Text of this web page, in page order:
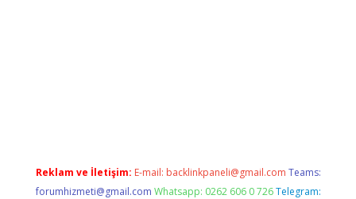
Reklam ve İletişim: E-mail: backlinkpaneli@gmail.com Teams:
forumhizmeti@gmail.com Whatsapp: 0262 606 0 726 Telegram: